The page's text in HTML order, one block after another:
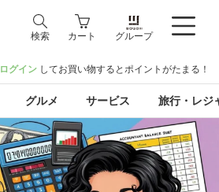
検索 カート グループ
ログイン してお買い物するとポイントがたまる！
グルメ サービス 旅行・レジ